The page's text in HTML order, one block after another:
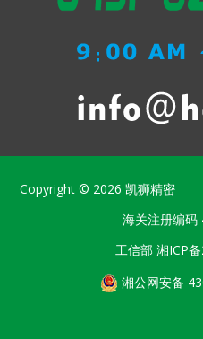
Copyright © 2026凯狮精密
海关注册编码
工信部 湘ICP
湘公网安备